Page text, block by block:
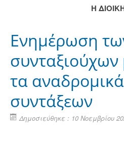
Η
Ενημέρωση
συνταξιούχων
τα
συντάξεων
Δημοσιεύθηκε : 10 Νοεμβρίου